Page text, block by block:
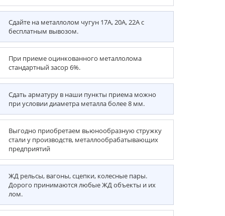
Сдайте на металлолом чугун 17А, 20А, 22А с
бесплатным вывозом.
При приеме оцинкованного металлолома
стандартный засор 6%.
Сдать арматуру в наши пункты приема можно
при условии диаметра металла более 8 мм.
Выгодно приобретаем вьюнообразную стружку
стали у производств, металлообрабатывающих
предприятий
ЖД рельсы, вагоны, сцепки, колесные пары.
Дорого принимаются любые ЖД объекты и их
лом.